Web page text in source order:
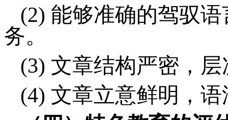
(2) 能够准确的驾驭
务。
(3) 文章结构严密，
(4) 文章立意鲜明，